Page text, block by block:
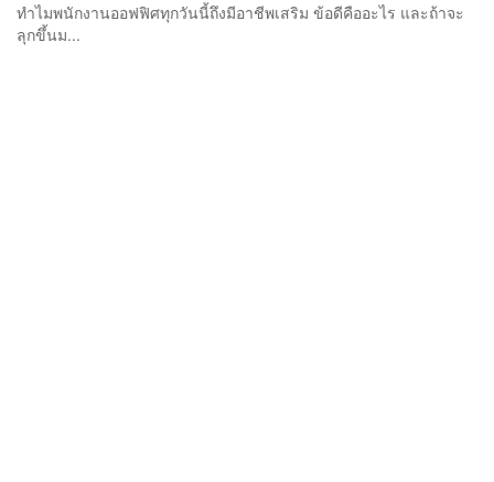
ทำไมพนักงานออฟฟิศทุกวันนี้ถึงมีอาชีพเสริม ข้อดีคืออะไร และถ้าจะ
ลุกขึ้นม...